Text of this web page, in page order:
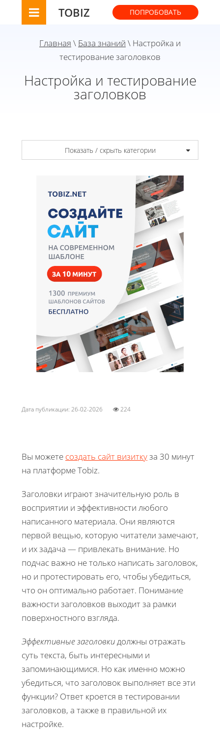
TOBIZ ПОПРОБОВАТЬ
Главная \ База знаний \ Настройка и
тестирование заголовков
Настройка и тестирование
заголовков
Показать / скрыть категории
Дата публикации: 26-02-2026 224
Вы можете создать сайт визиткуза 30 минут
на платформе Tobiz.
Заголовки играют значительную роль в
восприятии и эффективности любого
написанного материала. Они являются
первой вещью, которую читатели замечают,
и их задача — привлекать внимание. Но
подчас важно не только написать заголовок,
но и протестировать его, чтобы убедиться,
что он оптимально работает. Понимание
важности заголовков выходит за рамки
поверхностного взгляда.
Эффективные заголовкидолжны отражать
суть текста, быть интересными и
запоминающимися. Но как именно можно
убедиться, что заголовок выполняет все эти
функции? Ответ кроется в тестировании
заголовков, а также в правильной их
настройке.